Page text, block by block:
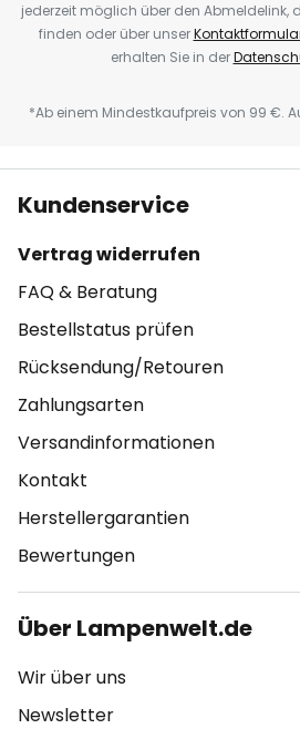
jederzeit möglich über den Abmeldelink,
finden oder über unser
erhalten Sie in der
*Ab einem Mindestkaufpreis von 99 €.
Kundenservice
Vertrag widerrufen
FAQ & Beratung
Bestellstatus prüfen
Rücksendung/Retouren
Zahlungsarten
Versandinformationen
Kontakt
Herstellergarantien
Bewertungen
Über Lampenwelt.de
Wir über uns
Newsletter